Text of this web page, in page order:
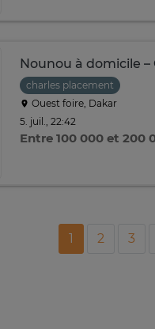
Nounou à domicile –
charles placement
Ouest foire, Dakar
5. juil., 22:42
Entre 100 000 et 200
1 2 3